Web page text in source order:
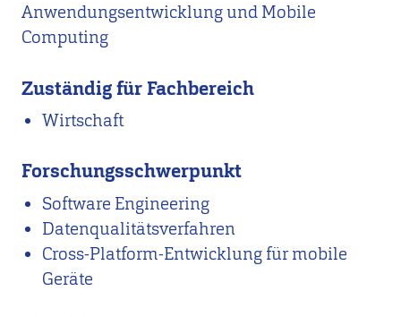
Anwendungsentwicklung und Mobile
Computing
Zuständig für Fachbereich
Wirtschaft
Forschungsschwerpunkt
Software Engineering
Datenqualitätsverfahren
Cross-Platform-Entwicklung für mobile
Geräte